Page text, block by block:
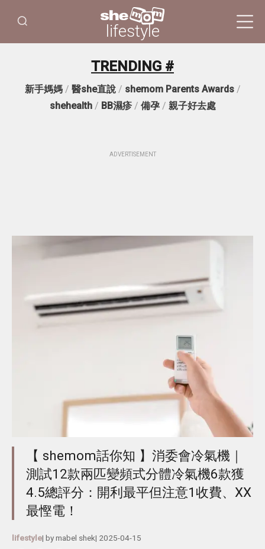
lifestyle
TRENDING #
新手媽媽/ 醫she直說/ shemom Parents Awards/
shehealth/ BB濕疹/ 備孕/ 親子好去處
ADVERTISEMENT
【 shemom話你知 】消委會冷氣機｜
測試12款兩匹變頻式分體冷氣機6款獲
4.5總評分：開利最平但注意1收費、XX
最慳電！
lifestyle| bymabel shek| 2025-04-15